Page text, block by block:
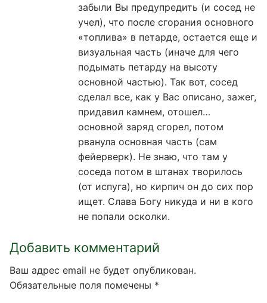
забыли Вы предупредить (и сосед не
учел), что после сгорания основного
«топлива» в петарде, остается еще и
визуальная часть (иначе для чего
подымать петарду на высоту
основной частью). Так вот, сосед
сделал все, как у Вас описано, зажег,
придавил камнем, отошел…
основной заряд сгорел, потом
рванула основная часть (сам
фейерверк). Не знаю, что там у
соседа потом в штанах творилось
(от испуга), но кирпич он до сих пор
ищет. Слава Богу никуда и ни в кого
не попали осколки.
Добавить комментарий
Ваш адрес email не будет опубликован.
Обязательные поля помечены *